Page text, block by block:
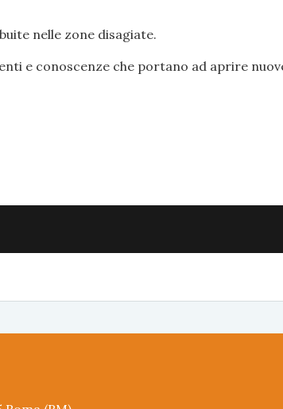
nelle zone disagiate.
e conoscenze che portano ad aprire